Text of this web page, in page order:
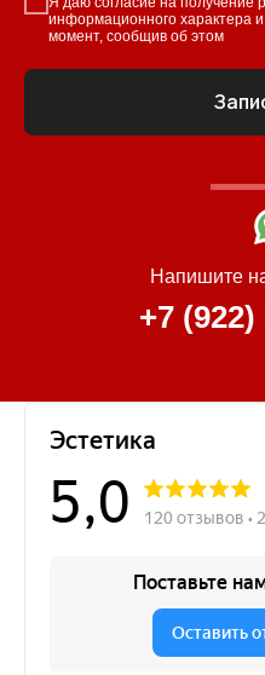
информационного характера и
момент, сообщив об этом
+7 (922)
Напишите